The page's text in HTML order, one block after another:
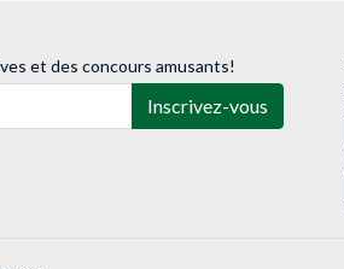
et des concours amusants!
Inscrivez-vous